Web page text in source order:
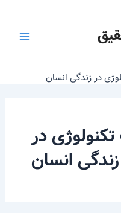
در زندگی انسان
در
زندگی انسان